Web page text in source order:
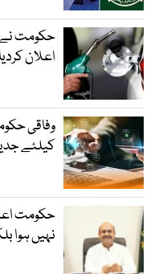
حکومت نے
اعلان کردیا
وفاقی
کیلئے
حکومت
نہیں ہوا